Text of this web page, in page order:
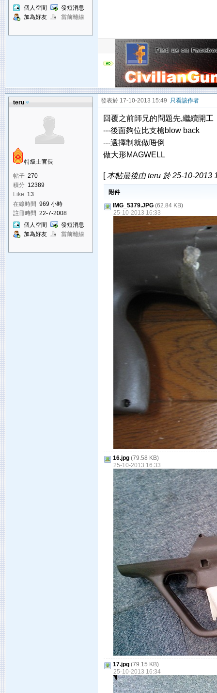
個人空間
發短消息
加為好友
當前離線
teru
特級士官長
帖子 270
積分 12389
Like 13
在線時間 969 小時
註冊時間 22-7-2008
個人空間
發短消息
加為好友
當前離線
發表於 17-10-2013 15:49 只看該作者
回覆之前師兄的問題先,繼續開工
---後面夠位比支槍blow back
---選擇制就做唔倒
做大形MAGWELL
[本帖最後由 teru 於 25-10-2013
附件
IMG_5379.JPG (62.84 KB)
25-10-2013 16:33
16.jpg (79.58 KB)
25-10-2013 16:33
17.jpg (79.15 KB)
25-10-2013 16:34